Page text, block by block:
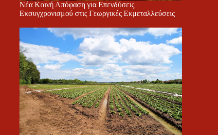
Νέα Κοινή Απόφαση για Επενδύσεις
Εκσυγχρονισμού στις Γεωργικές Εκμεταλλεύσεις